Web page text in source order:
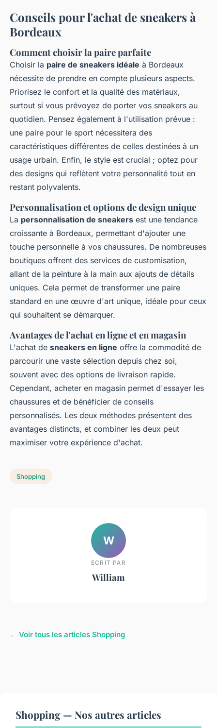
Conseils pour l'achat de sneakers à
Bordeaux
Comment choisir la paire parfaite
Choisir la paire de sneakers idéale à Bordeaux
nécessite de prendre en compte plusieurs aspects.
Priorisez le confort et la qualité des matériaux,
surtout si vous prévoyez de porter vos sneakers au
quotidien. Pensez également à l'utilisation prévue :
une paire pour le sport nécessitera des
caractéristiques différentes de celles destinées à un
usage urbain. Enfin, le style est crucial ; optez pour
des designs qui reflètent votre personnalité tout en
restant polyvalents.
Personnalisation et options de design unique
La personnalisation de sneakers est une tendance
croissante à Bordeaux, permettant d'ajouter une
touche personnelle à vos chaussures. De nombreuses
boutiques offrent des services de customisation,
allant de la peinture à la main aux ajouts de détails
uniques. Cela permet de transformer une paire
standard en une œuvre d'art unique, idéale pour ceux
qui souhaitent se démarquer.
Avantages de l'achat en ligne et en magasin
L'achat de sneakers en ligne offre la commodité de
parcourir une vaste sélection depuis chez soi,
souvent avec des options de livraison rapide.
Cependant, acheter en magasin permet d'essayer les
chaussures et de bénéficier de conseils
personnalisés. Les deux méthodes présentent des
avantages distincts, et combiner les deux peut
maximiser votre expérience d'achat.
Shopping
W
ECRIT PAR
William
← Voir tous les articles Shopping
Shopping — Nos autres articles